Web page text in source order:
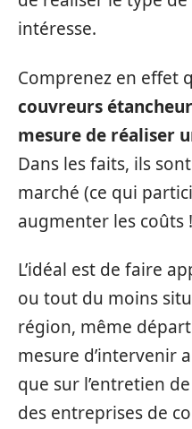
intéresse.
Comprenez en effet
couvreurs
mesure de réaliser
Dans les faits, ils
marché (ce qui
augmenter les coûts
L’idéal est de faire
ou tout du moins
région, même
mesure d’intervenir
que sur l’entretien
des entreprises de